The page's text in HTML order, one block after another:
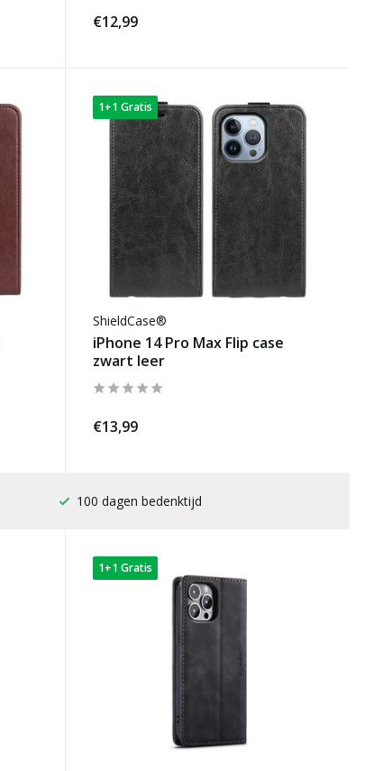
€12,99
1+1 Gratis
ShieldCase®
iPhone 14 Pro Max Flip case
zwart leer
€13,99
Gratis verzending
1+1 Gratis